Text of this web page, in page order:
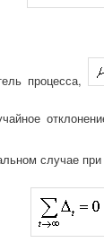
процесса,
случае при